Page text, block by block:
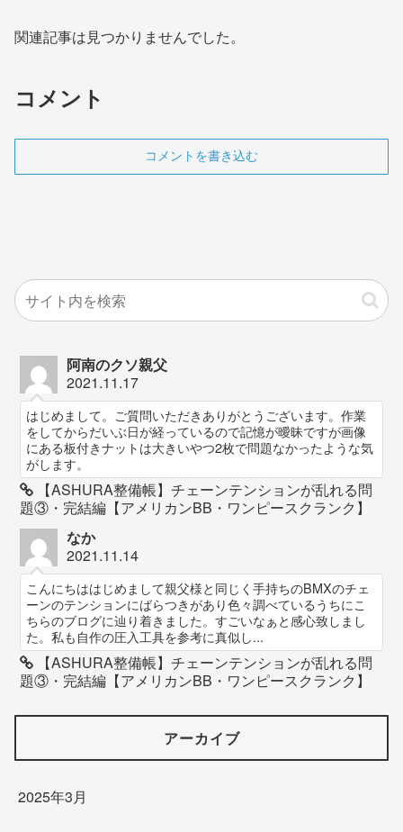
関連記事は見つかりませんでした。
コメント
コメントを書き込む
阿南のクソ親父
2021.11.17
はじめまして。ご質問いただきありがとうございます。作業
をしてからだいぶ日が経っているので記憶が曖昧ですが画像
にある板付きナットは大きいやつ2枚で問題なかったような気
がします。
【ASHURA整備帳】チェーンテンションが乱れる問
題③・完結編【アメリカンBB・ワンピースクランク】
なか
2021.11.14
こんにちははじめまして親父様と同じく手持ちのBMXのチェ
ーンのテンションにばらつきがあり色々調べているうちにこ
ちらのブログに辿り着きました。すごいなぁと感心致しまし
た。私も自作の圧入工具を参考に真似し...
【ASHURA整備帳】チェーンテンションが乱れる問
題③・完結編【アメリカンBB・ワンピースクランク】
アーカイブ
2025年3月